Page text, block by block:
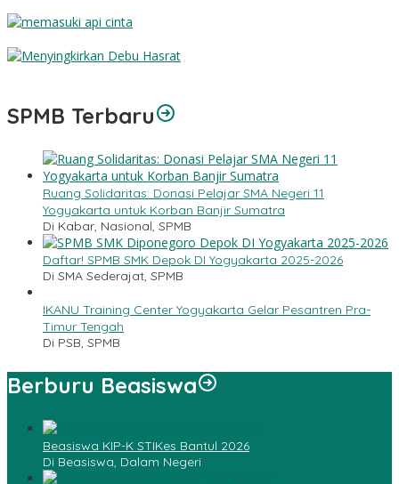
SPMB Terbaru
Ruang Solidaritas: Donasi Pelajar SMA Negeri 11
Yogyakarta untuk Korban Banjir Sumatra
Di Kabar, Nasional, SPMB
Daftar! SPMB SMK Depok DI Yogyakarta 2025-2026
Di SMA Sederajat, SPMB
IKANU Training Center Yogyakarta Gelar Pesantren Pra-
Timur Tengah
Di PSB, SPMB
Berburu Beasiswa
Beasiswa KIP-K STIKes Bantul 2026
Di Beasiswa, Dalam Negeri